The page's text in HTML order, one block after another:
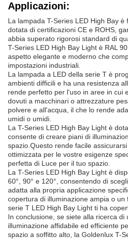
Applicazioni:
La lampada T-Series LED High Bay è
dotata di certificazioni CE e ROHS,
abbia superato rigorosi standard di
T-Series LED High Bay Light è RAL
aspetto elegante e moderno che
impostazioni industriali.
La lampada a LED della serie T è
ambienti difficili e ha una resistenza
rende perfetto per l'uso in aree in cui
dovuti a macchinari o attrezzature
polvere e all'acqua, il che lo rende
umidi o umidi.
La T-Series LED High Bay Light è
consente di creare piani di
spazio.Questo rende facile
ottimizzata per le vostre esigenze
perfetta di Luce per il tuo spazio.
La T-Series LED High Bay Light è
60°, 90° e 120°, consentendo di
adatta alla propria applicazione
copertura di illuminazione ampia o un
serie T LED High Bay Light ti ha
In conclusione, se siete alla ricerca di
illuminazione affidabile ed efficiente
spazio a soffitto alto, la Goldenlux T-